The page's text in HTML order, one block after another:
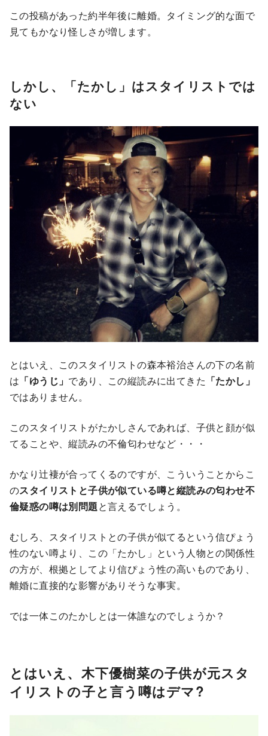
この投稿があった約半年後に離婚。タイミング的な面で
見てもかなり怪しさが増します。
しかし、「たかし」はスタイリストでは
ない
とはいえ、このスタイリストの森本裕治さんの下の名前
は 「ゆうじ」 であり、この縦読みに出てきた 「たかし」
ではありません。
このスタイリストがたかしさんであれば、子供と顔が似
てることや、縦読みの不倫匂わせなど・・・
かなり辻褄が合ってくるのですが、こういうことからこ
のスタイリストと子供が似ている噂と縦読みの匂わせ不
倫疑惑の噂は別問題と言えるでしょう。
むしろ、スタイリストとの子供が似てるという信ぴょう
性のない噂より、この「たかし」という人物との関係性
の方が、根拠としてより信ぴょう性の高いものであり、
離婚に直接的な影響がありそうな事実。
では一体このたかしとは一体誰なのでしょうか？
とはいえ、木下優樹菜の子供が元スタ
イリストの子と言う噂はデマ?